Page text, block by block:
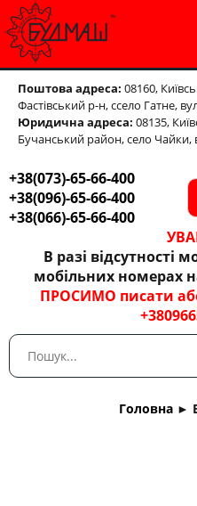
Поштова адреса: 08160,
Фастівський р-н,ссело Гатне,
Юридична адреса: 08135,
Бучанський район, село Чайки,
+38(073)-65-66-400
+38(096)-65-66-400
+38(066)-65-66-400
В разі відсутності
мобільних номерах
ПРОСИМО писати
Головна ►